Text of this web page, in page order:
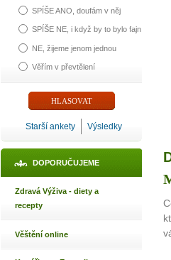
SPÍŠE ANO, doufám v něj
SPÍŠE NE, i když by to bylo fajn
NE, žijeme jenom jednou
Věřím v převtělení
Starší ankety Výsledky
DOPORUČUJEME
Zdravá Výživa - diety a
recepty
Věštění online